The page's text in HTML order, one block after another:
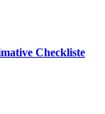
Checkliste